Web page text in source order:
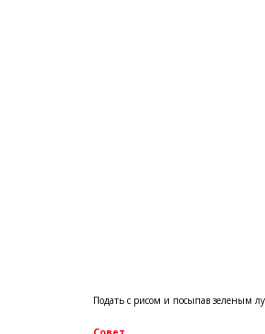
Подать с рисом и посыпав зеленым